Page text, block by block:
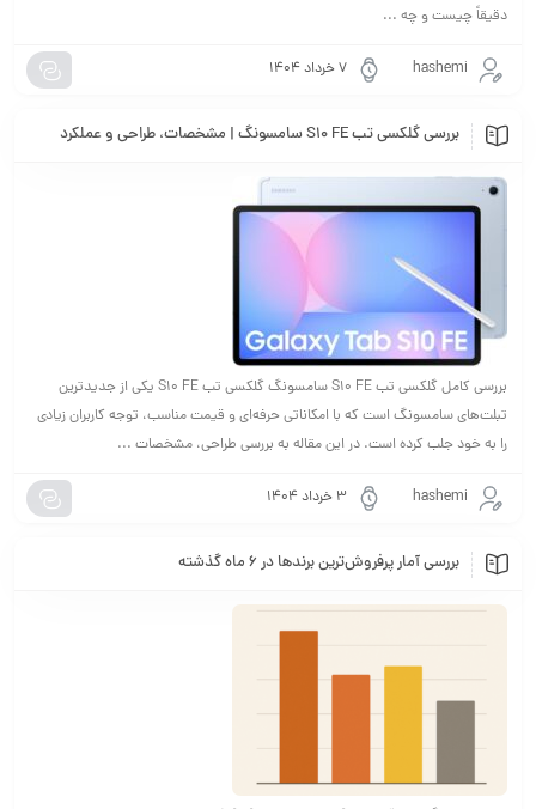
دقیقاً چیست و چه ...
hashemi ۷ خرداد ۱۴۰۴
بررسی گلکسی تب S10 FE سامسونگ | مشخصات، طراحی و عملکرد
بررسی کامل گلکسی تب S10 FE سامسونگ گلکسی تب S10 FE یکی از جدیدترین
تبلت‌های سامسونگ است که با امکاناتی حرفه‌ای و قیمت مناسب، توجه کاربران زیادی
را به خود جلب کرده است. در این مقاله به بررسی طراحی، مشخصات ...
hashemi ۳ خرداد ۱۴۰۴
بررسی آمار پرفروش‌ترین برندها در ۶ ماه گذشته